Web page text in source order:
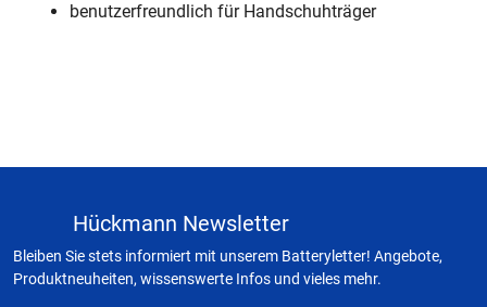
benutzerfreundlich für Handschuhträger
Hückmann Newsletter
Bleiben Sie stets informiert mit unserem Batteryletter! Angebote,
Produktneuheiten, wissenswerte Infos und vieles mehr.